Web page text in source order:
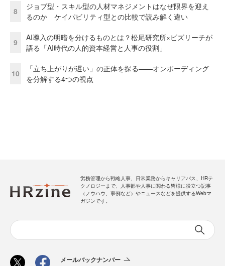
8
ジョブ型・スキル型の人材マネジメントはなぜ限界を迎え
るのか ケイパビリティ型との比較で読み解く違い
9
AI導入の明暗を分けるものとは？松尾研究所×ビズリーチが
語る「AI時代の人的資本経営と人事の役割」
10
「立ち上がりが遅い」の正体を探る——オンボーディング
を分解する4つの視点
労務管理から戦略人事、日常業務からキャリアパス、HRテ
クノロジーまで、人事部や人事に関わる皆様に役立つ記事
（ノウハウ、事例など）やニュースなどを提供するWebマ
ガジンです。
メールバックナンバー